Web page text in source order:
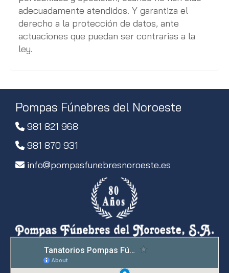
adecuadamente atendidos. Y garantiza el
derecho a la protección de datos, ante
actuaciones que puedan ser contrarias a la
ley.
Pompas Fúnebres del Noroeste
981 821 968
981 870 931
info
pompasfunebresnoroeste.es